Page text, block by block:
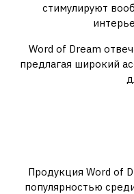
стимулируют
Word of Dream
предлагая широкий
Продукция Word of
популярностью